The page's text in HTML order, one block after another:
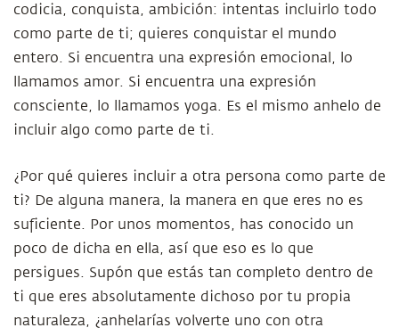
codicia, conquista, ambición: intentas incluirlo todo
como parte de ti; quieres conquistar el mundo
entero. Si encuentra una expresión emocional, lo
llamamos amor. Si encuentra una expresión
consciente, lo llamamos yoga. Es el mismo anhelo de
incluir algo como parte de ti.
¿Por qué quieres incluir a otra persona como parte de
ti? De alguna manera, la manera en que eres no es
suficiente. Por unos momentos, has conocido un
poco de dicha en ella, así que eso es lo que
persigues. Supón que estás tan completo dentro de
ti que eres absolutamente dichoso por tu propia
naturaleza, ¿anhelarías volverte uno con otra